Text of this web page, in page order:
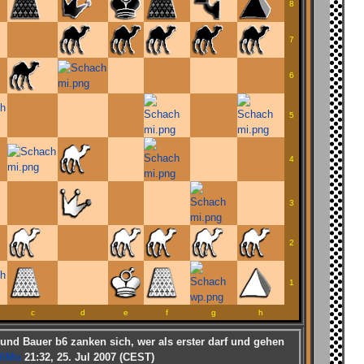
8
7
6
5
4
3
2
1
c d e f g h
Bauer b6 zanken sich, wer als erster darf und gehen
21:32, 25. Jul 2007 (CEST)